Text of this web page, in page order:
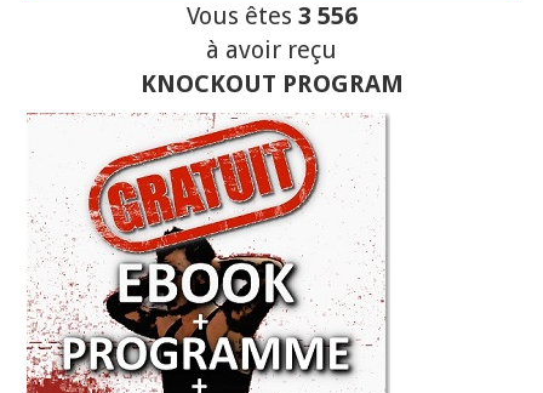
Vous êtes 3 556
à avoir reçu
KNOCKOUT PROGRAM